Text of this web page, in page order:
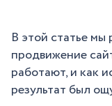
В этой статье мы
продвижение
работают, и как
результат был